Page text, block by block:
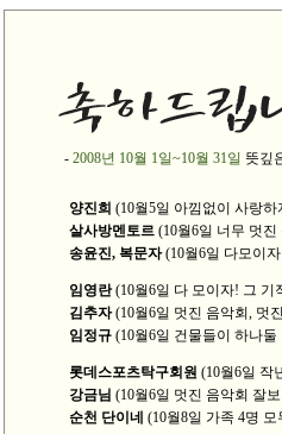
- 2008년 10월 1일~10월 31일 뜻깊
양진희 (10월5일 아낌없이 사랑하
살사방멘토르 (10월6일 너무 멋
송윤진, 복문자(10월6일 다모이
임영란(10월6일 다 모이자! 그 기
김추자(10월6일 멋진 음악회, 멋
임정규 (10월6일 건물들이 하나
롯데스포츠탁구회원 (10월6일 작
강금님 (10월6일 멋진 음악회 잘
순천 단이네 (10월8일 가족 4명